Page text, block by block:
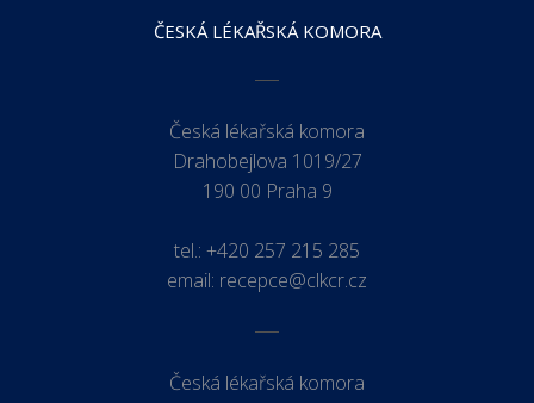
ČESKÁ LÉKAŘSKÁ KOMORA
Česká lékařská komora
Drahobejlova 1019/27
190 00 Praha 9
tel.: +420 257 215 285
email: recepce@clkcr.cz
Česká lékařská komora